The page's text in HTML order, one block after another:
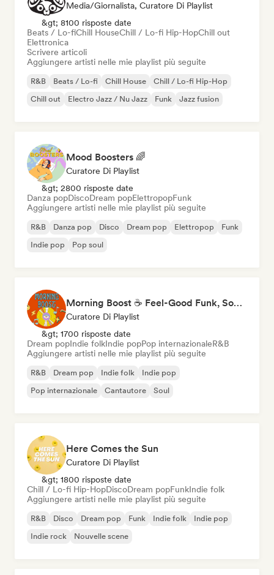
Media/Giornalista, Curatore Di Playlist
&gt; 8100 risposte date
Beats / Lo-fiChill HouseChill / Lo-fi Hip-HopChill out
Elettronica
Scrivere articoli
Aggiungere artisti nelle mie playlist più seguite
R&B Beats / Lo-fi Chill House
Chill / Lo-fi Hip-Hop
Chill out
Electro Jazz / Nu Jazz Funk Jazz fusion
Mood Boosters 🌈
Curatore Di Playlist
&gt; 2800 risposte date
Danza popDiscoDream popElettropopFunk
Aggiungere artisti nelle mie playlist più seguite
R&B Danza pop Disco Dream pop Elettropop
Funk
Indie pop
Pop soul
Morning Boost ☕ Feel-Good Funk, Soul & Neo-Soul to Wake Up
Curatore Di Playlist
&gt; 1700 risposte date
Dream popIndie folkIndie popPop internazionaleR&B
Aggiungere artisti nelle mie playlist più seguite
R&B Dream pop Indie folk
Indie pop
Pop internazionale
Cantautore Soul
Here Comes the Sun
Curatore Di Playlist
&gt; 1800 risposte date
Chill / Lo-fi Hip-HopDiscoDream popFunkIndie folk
Aggiungere artisti nelle mie playlist più seguite
R&B Disco Dream pop Funk Indie folk
Indie pop
Indie rock
Nouvelle scene